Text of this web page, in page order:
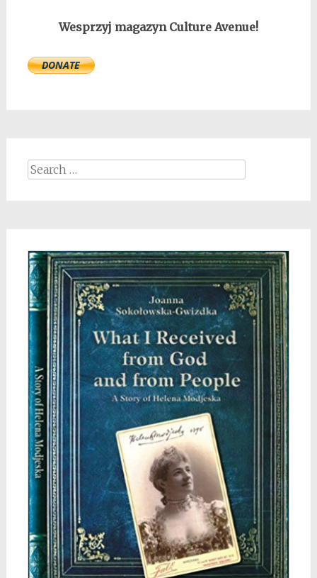
Wesprzyj magazyn Culture Avenue!
Search
for: